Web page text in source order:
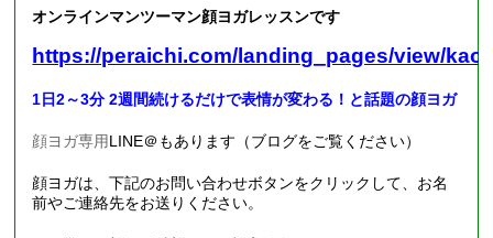
オンラインマンツーマン顔ヨガレッスンです
https://peraichi.com/landing_pages/view/
1日2～3分 2週間続けるだけで表情が変わる！と話題の顔ヨガ
顔ヨガ専用LINE＠もあります（ブログをご覧ください）
顔ヨガは、下記のお問い合わせボタンをクリックして、お名
前やご連絡先をお送りください。